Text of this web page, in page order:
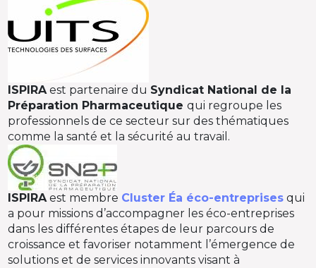
ISPIRAest partenaire du Syndicat National de la
Préparation Pharmaceutique qui regroupe les
professionnels de ce secteur sur des thématiques
comme la santé et la sécurité au travail.
ISPIRAest membre Cluster Éa éco-entreprises qui
a pour missions d’accompagner les éco-entreprises
dans les différentes étapes de leur parcours de
croissance et favoriser notamment l’émergence de
solutions et de services innovants visant à